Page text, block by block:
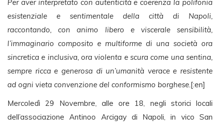
Per aver interpretato con autenticità e coerenza la polifonia
esistenziale e sentimentale della città di Napoli,
raccontando, con animo libero e viscerale sensibilità,
l’immaginario composito e multiforme di una società ora
sincretica e inclusiva, ora violenta e scura come una sentina,
sempre ricca e generosa di un’umanità verace e resistente
ad ogni vieta convenzione del conformismo borghese. [:en]
Mercoledì 29 Novembre, alle ore 18, negli storici locali
dell’associazione Antinoo Arcigay di Napoli, in vico San